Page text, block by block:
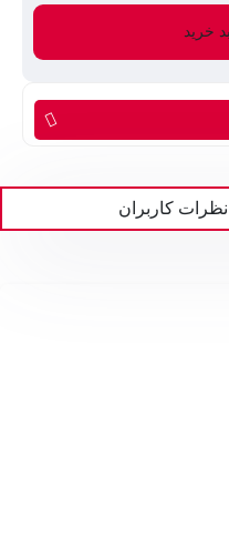
خرید
نظرات کاربران